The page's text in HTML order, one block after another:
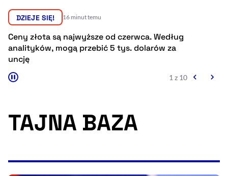
Ułatwienia dostępności wspierają:
DZIEJE SIĘ! 16 minut temu
Ceny złota są najwyższe od czerwca. Według
analityków, mogą przebić 5 tys. dolarów za
uncję
1 z 10
TAJNA BAZA